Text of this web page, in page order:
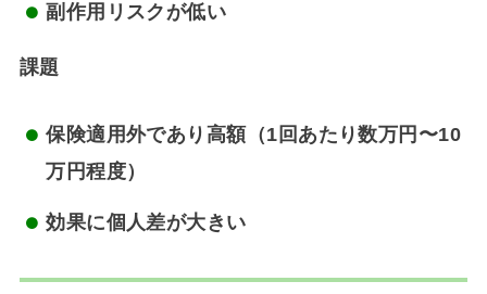
副作用リスクが低い
課題
保険適用外であり高額（1回あたり数万円〜10
万円程度）
効果に個人差が大きい